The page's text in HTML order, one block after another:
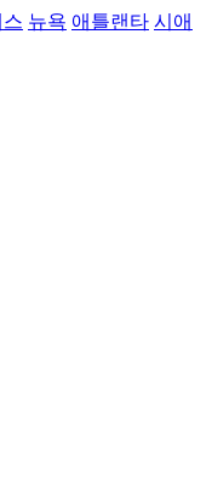
뉴욕 애틀랜타 시애